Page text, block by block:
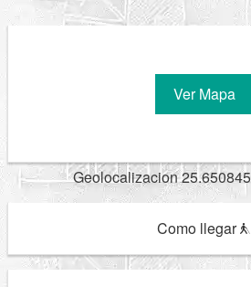
Ver Mapa
Geolocalizacion
Como llegar